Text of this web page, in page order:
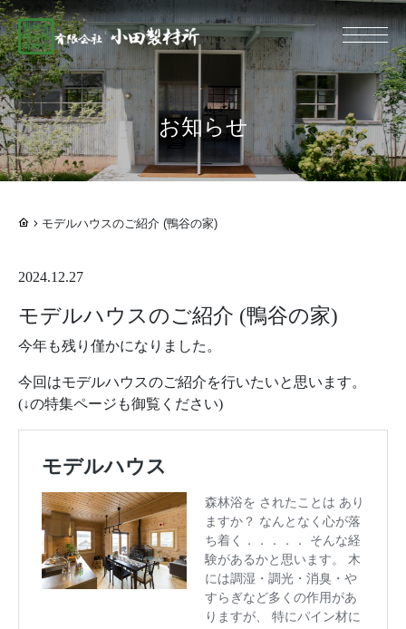
総合建設業 有限
お知らせ
モデルハウスのご紹介 (鴨谷の家)
2024.12.27
モデルハウスのご紹介 (鴨谷の家)
今年も残り僅かになりました。
今回はモデルハウスのご紹介を行いたいと思います。
(↓の特集ページも御覧ください)